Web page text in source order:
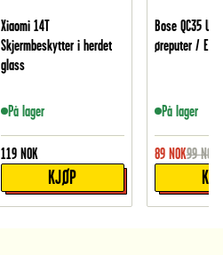
Xiaomi 14T
Skjermbeskytter i herdet
glass
På lager
119 NOK
KJØP
Bose QC35
øreputer /
På lager
89 NOK99 NOK